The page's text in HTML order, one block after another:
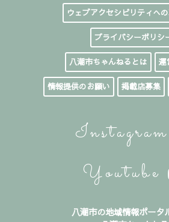
ウェブアクセシビリティへ
プライバシーポリシ
八潮市ちゃんねるとは 運
情報提供のお願い 掲載店募集
Instagram
Youtube
八潮市の地域情報ポータ